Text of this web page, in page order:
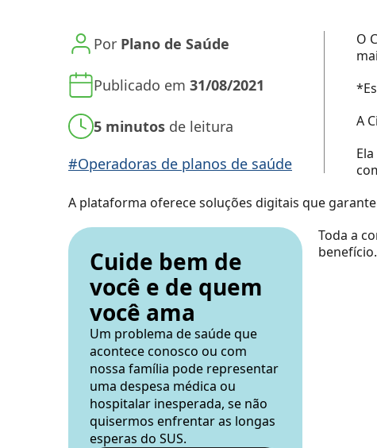
Por Plano de Saúde
Publicado em31/08/2021
5 minutos de leitura
#Operadoras de planos de saúde
O
A
A plataforma oferece soluções digitais que
Cuide bem de
você e de quem
você ama
Um problema de saúde que
acontece conosco ou com
nossa família pode representar
uma despesa médica ou
hospitalar inesperada, se não
quisermos enfrentar as longas
esperas do SUS.
Toda a
benefício.